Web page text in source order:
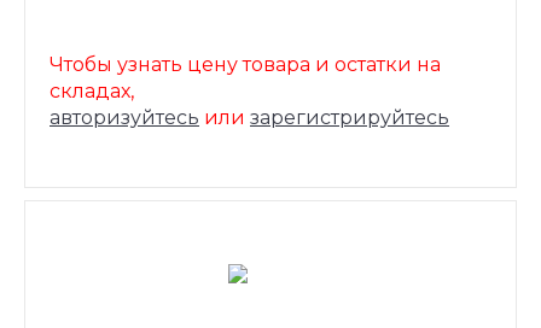
Чтобы узнать цену товара и остатки на
складах,
авторизуйтесь или зарегистрируйтесь